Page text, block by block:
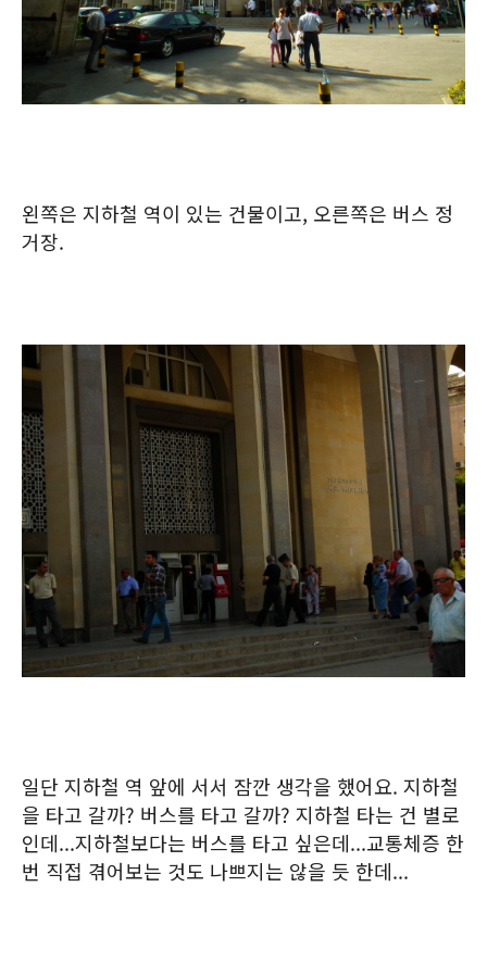
왼쪽은 지하철 역이 있는 건물이고, 오른쪽은 버스 정
거장.
일단 지하철 역 앞에 서서 잠깐 생각을 했어요. 지하철
을 타고 갈까? 버스를 타고 갈까? 지하철 타는 건 별로
인데...지하철보다는 버스를 타고 싶은데...교통체증 한
번 직접 겪어보는 것도 나쁘지는 않을 듯 한데...